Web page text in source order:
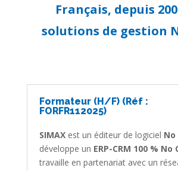
Français, depuis
solutions de gestion
Formateur (H/F) (Réf :
FORFR112025)
SIMAXest un éditeur de logiciel No
développe un ERP-CRM 100 % No
travaille en partenariat avec un